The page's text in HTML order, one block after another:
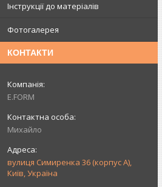
Інструкції до матеріалів
Фотогалерея
КОНТАКТИ
E.FORM
Михайло
вулиця Симиренка 36 (корпус А),
Київ, Україна